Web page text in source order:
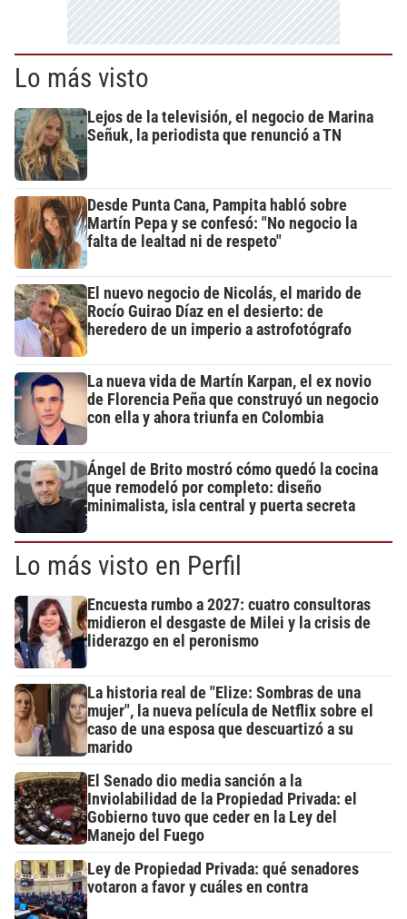
Lo más visto
Lejos de la televisión, el negocio de Marina
Señuk, la periodista que renunció a TN
Desde Punta Cana, Pampita habló sobre
Martín Pepa y se confesó: "No negocio la
falta de lealtad ni de respeto"
El nuevo negocio de Nicolás, el marido de
Rocío Guirao Díaz en el desierto: de
heredero de un imperio a astrofotógrafo
La nueva vida de Martín Karpan, el ex novio
de Florencia Peña que construyó un negocio
con ella y ahora triunfa en Colombia
Ángel de Brito mostró cómo quedó la cocina
que remodeló por completo: diseño
minimalista, isla central y puerta secreta
Lo más visto en Perfil
Encuesta rumbo a 2027: cuatro consultoras
midieron el desgaste de Milei y la crisis de
liderazgo en el peronismo
La historia real de "Elize: Sombras de una
mujer", la nueva película de Netflix sobre el
caso de una esposa que descuartizó a su
marido
El Senado dio media sanción a la
Inviolabilidad de la Propiedad Privada: el
Gobierno tuvo que ceder en la Ley del
Manejo del Fuego
Ley de Propiedad Privada: qué senadores
votaron a favor y cuáles en contra